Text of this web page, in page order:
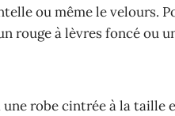
ou même le velours.
rouge à lèvres foncé ou
robe cintrée à la taille